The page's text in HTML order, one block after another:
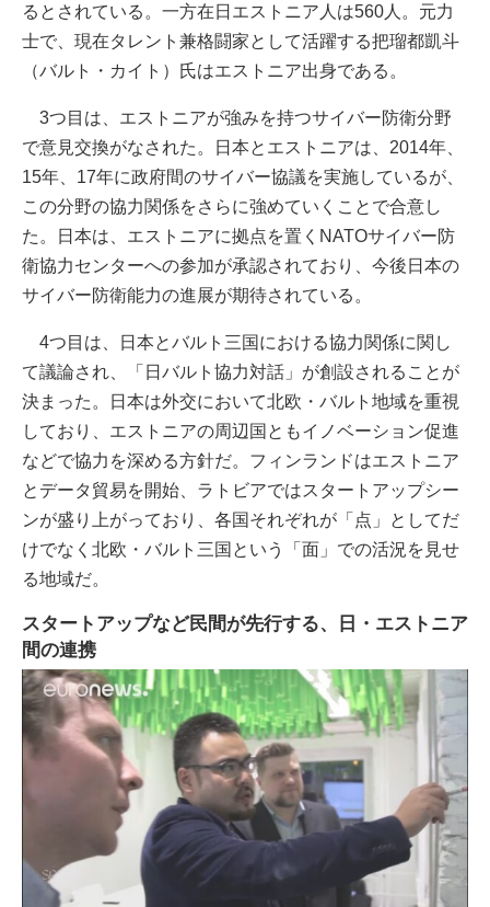
るとされている。一方在日エストニア人は560人。元力
士で、現在タレント兼格闘家として活躍する把瑠都凱斗
（バルト・カイト）氏はエストニア出身である。
3つ目は、エストニアが強みを持つサイバー防衛分野
で意見交換がなされた。日本とエストニアは、2014年、
15年、17年に政府間のサイバー協議を実施しているが、
この分野の協力関係をさらに強めていくことで合意し
た。日本は、エストニアに拠点を置くNATOサイバー防
衛協力センターへの参加が承認されており、今後日本の
サイバー防衛能力の進展が期待されている。
4つ目は、日本とバルト三国における協力関係に関し
て議論され、「日バルト協力対話」が創設されることが
決まった。日本は外交において北欧・バルト地域を重視
しており、エストニアの周辺国ともイノベーション促進
などで協力を深める方針だ。フィンランドはエストニア
とデータ貿易を開始、ラトビアではスタートアップシー
ンが盛り上がっており、各国それぞれが「点」としてだ
けでなく北欧・バルト三国という「面」での活況を見せ
る地域だ。
スタートアップなど民間が先行する、日・エストニア
間の連携